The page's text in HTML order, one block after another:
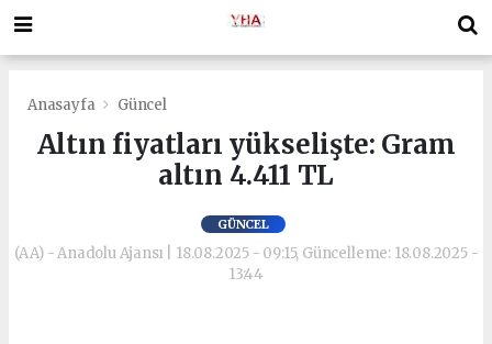
Anasayfa Güncel
Altın fiyatları yükselişte: Gram
altın 4.411 TL
GÜNCEL
(AA) - Anadolu Ajansı | 18.08.2025 - 09:15, Güncelleme: 18.08.2025 -
13:44